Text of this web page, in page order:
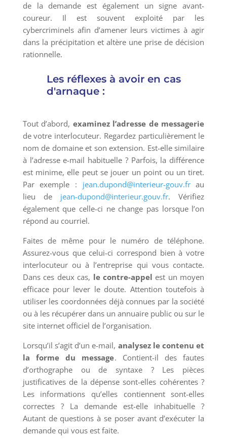
de la demande est également un signe avant-
coureur. Il est souvent exploité par les
cybercriminels afin d’amener leurs victimes à agir
dans la précipitation et altère une prise de décision
rationnelle.
Les réflexes à avoir en cas
d'arnaque :
Tout d’abord, examinez l’adresse de messagerie
de votre interlocuteur. Regardez particulièrement le
nom de domaine et son extension. Est-elle similaire
à l’adresse e-mail habituelle ? Parfois, la différence
est minime, elle peut se jouer un point ou un tiret.
Par exemple : jean.dupond@interieur-gouv.frau
lieu de jean-dupond@interieur.gouv.fr. Vérifiez
également que celle-ci ne change pas lorsque l’on
répond au courriel.
Faites de même pour le numéro de téléphone.
Assurez-vous que celui-ci correspond bien à votre
interlocuteur ou à l’entreprise qui vous contacte.
Dans ces deux cas, le contre-appel est un moyen
efficace pour lever le doute. Attention toutefois à
utiliser les coordonnées déjà connues par la société
ou à les récupérer dans un annuaire public ou sur le
site internet officiel de l’organisation.
Lorsqu’il s’agit d’un e-mail, analysez le contenu et
la forme du message. Contient-il des fautes
d’orthographe ou de syntaxe ? Les pièces
justificatives de la dépense sont-elles cohérentes ?
Les informations qu’elles contiennent sont-elles
correctes ? La demande est-elle inhabituelle ?
Autant de questions à se poser avant d’exécuter la
demande qui vous est faite.